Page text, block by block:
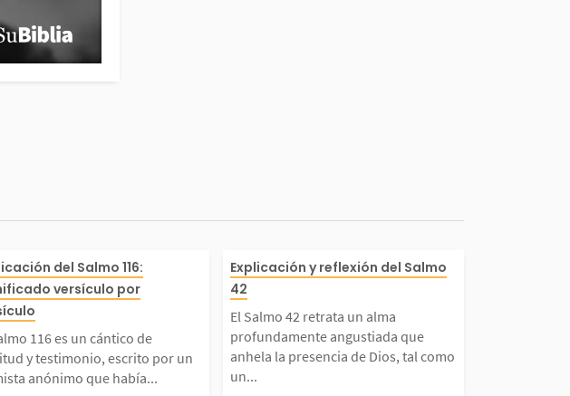
pr
Di
a D
116 es un cántico d
y testimonio, escri
un salmista anónimo q
del Salmo 116:
versículo por
116 es un cántico de
y testimonio, escrito por un
anónimo que había...
El Salmo 42 retrata un
profundamente
ue anhela la presencia de
Explicación y reflexión del Salmo
42
El Salmo 42 retrata un alma
profundamente angustiada que
anhela la presencia de Dios, tal como
un...